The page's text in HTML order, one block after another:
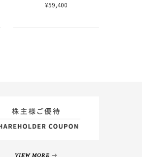
¥59,400
VIEW MORE